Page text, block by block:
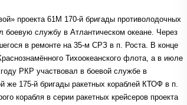
проекта 61М 170-й бригады противолодочных
боевую службу в Атлантическом океане. Через
в ремонте на 35-м СРЗ в п. Роста. В конце
Тихоокеанского флота, а в июле
РКР участвовал в боевой службе в
же 175-й бригады ракетных кораблей КТОФ в п.
корабля в серии ракетных крейсеров проекта